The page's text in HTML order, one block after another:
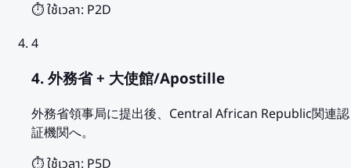
⏱️ ใช้เวลา: P2D
4
4. 外務省 + 大使館/Apostille
外務省領事局に提出後、Central African Republic関連認
証機関へ。
⏱️ ใช้เวลา: P5D